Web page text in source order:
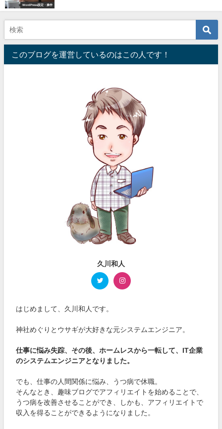
WordPress設定・操作
このブログを運営しているのはこの人です！
久川和人
はじめまして、久川和人です。
神社めぐりとウサギが大好きな元システムエンジニア。
仕事に悩み失踪、その後、ホームレスから一転して、IT企業
のシステムエンジニアとなりました。
でも、仕事の人間関係に悩み、うつ病で休職。
そんなとき、趣味ブログでアフィリエイトを始めることで、
うつ病を改善させることができ、しかも、アフィリエイトで
収入を得ることができるようになりました。